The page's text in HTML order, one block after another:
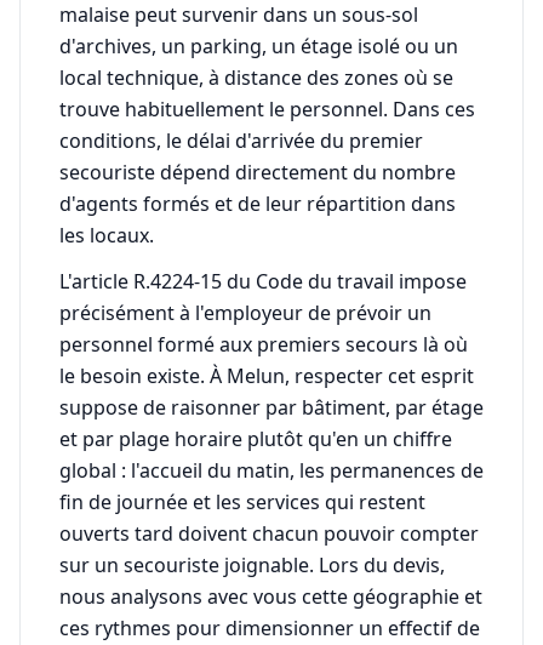
malaise peut survenir dans un sous-sol
d'archives, un parking, un étage isolé ou un
local technique, à distance des zones où se
trouve habituellement le personnel. Dans ces
conditions, le délai d'arrivée du premier
secouriste dépend directement du nombre
d'agents formés et de leur répartition dans
les locaux.
L'article R.4224-15 du Code du travail impose
précisément à l'employeur de prévoir un
personnel formé aux premiers secours là où
le besoin existe. À Melun, respecter cet esprit
suppose de raisonner par bâtiment, par étage
et par plage horaire plutôt qu'en un chiffre
global : l'accueil du matin, les permanences de
fin de journée et les services qui restent
ouverts tard doivent chacun pouvoir compter
sur un secouriste joignable. Lors du devis,
nous analysons avec vous cette géographie et
ces rythmes pour dimensionner un effectif de